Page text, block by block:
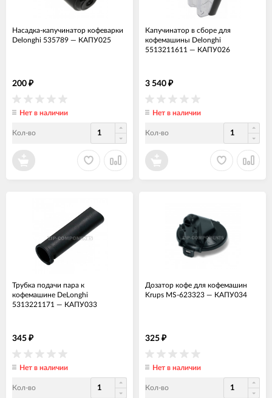
Насадка-капучинатор кофеварки
Delonghi 535789 — КАПУ025
200 ₽
Нет в наличии
Кол-во
Капучинатор в сборе для
кофемашины Delonghi
5513211611 — КАПУ026
3 540 ₽
Нет в наличии
Кол-во
Трубка подачи пара к
кофемашине DeLonghi
5313221171 — КАПУ033
345 ₽
Нет в наличии
Кол-во
Дозатор кофе для кофемашин
Krups MS-623323 — КАПУ034
325 ₽
Нет в наличии
Кол-во